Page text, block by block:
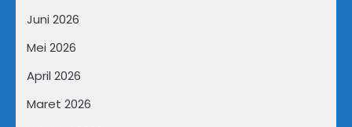
Juni 2026
Mei 2026
April 2026
Maret 2026